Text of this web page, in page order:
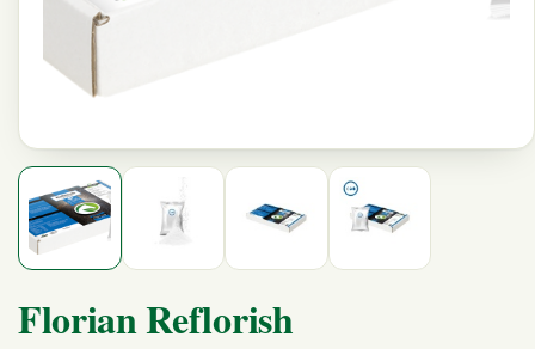
Florian Reflorish